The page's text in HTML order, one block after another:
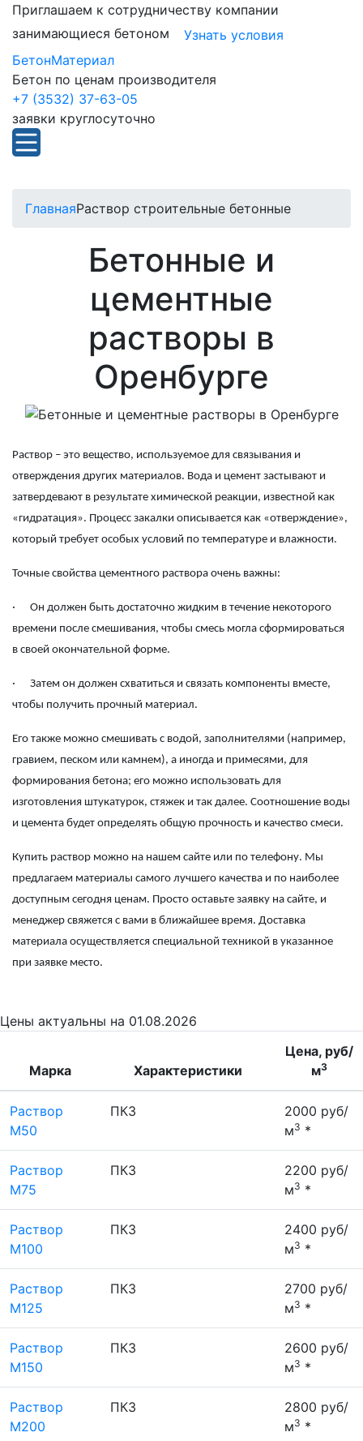
Приглашаем к сотрудничеству компании
занимающиеся бетоном
Узнать условия
БетонМатериал
Бетон по ценам производителя
+7 (3532) 37-63-05
заявки круглосуточно
ГлавнаяРаствор строительные бетонные
Бетонные и
цементные
растворы в
Оренбурге
Раствор – это вещество, используемое для связывания и
отверждения других материалов. Вода и цемент застывают и
затвердевают в результате химической реакции, известной как
«гидратация». Процесс закалки описывается как «отверждение»,
который требует особых условий по температуре и влажности.
Точные свойства цементного раствора очень важны:
·
Он должен быть достаточно жидким в течение некоторого
времени после смешивания, чтобы смесь могла сформироваться
в своей окончательной форме.
·
Затем он должен схватиться и связать компоненты вместе,
чтобы получить прочный материал.
Его также можно смешивать с водой, заполнителями (например,
гравием, песком или камнем), а иногда и примесями, для
формирования бетона; его можно использовать для
изготовления штукатурок, стяжек и так далее. Соотношение воды
и цемента будет определять общую прочность и качество смеси.
Купить раствор можно на нашем сайте или по телефону. Мы
предлагаем материалы самого лучшего качества и по наиболее
доступным сегодня ценам. Просто оставьте заявку на сайте, и
менеджер свяжется с вами в ближайшее время. Доставка
материала осуществляется специальной техникой в указанное
при заявке место.
Цены актуальны на 01.08.2026
Марка Характеристики
Цена, руб/
м3
Раствор
М50
ПК3
2000 руб/
м3 *
Раствор
М75
ПК3
2200 руб/
м3 *
Раствор
М100
ПК3
2400 руб/
м3 *
Раствор
М125
ПК3
2700 руб/
м3 *
Раствор
М150
ПК3
2600 руб/
м3 *
Раствор
М200
ПК3
2800 руб/
м3 *